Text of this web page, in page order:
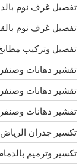
تفصيل غرف نوم
تفصيل غرف نوم
تفصيل وتركيب
تقشير دهانات
تقشير دهانات
تقشير دهانات
تكسير جدران الرياض
تكسير وترميم